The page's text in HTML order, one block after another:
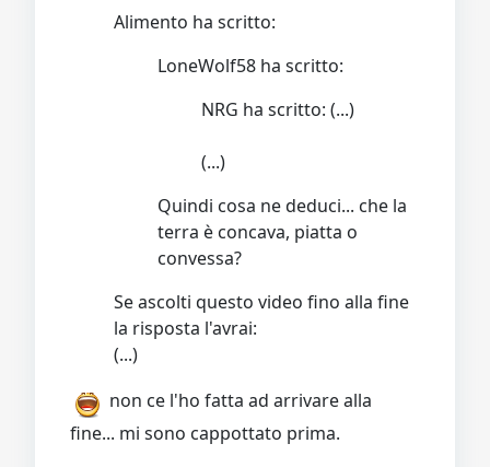
Alimento ha scritto:
LoneWolf58 ha scritto:
NRG ha scritto: (...)
(...)
Quindi cosa ne deduci... che la
terra è concava, piatta o
convessa?
Se ascolti questo video fino alla fine
la risposta l'avrai:
(...)
non ce l'ho fatta ad arrivare alla
fine... mi sono cappottato prima.